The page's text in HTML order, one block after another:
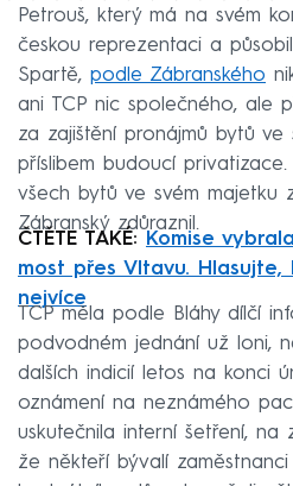
Petrouš, který má na svém
českou reprezentaci a
Spartě, podle Zábranského
ani TCP nic společného, ale
za zajištění pronájmů bytů ve
příslibem budoucí
všech bytů ve svém majetku
Zábranský zdůraznil.
ČTĚTE TAKÉ:
Komise
most přes Vltavu.
nejvíce
TCP měla podle Bláhy dílčí
podvodném jednání už loni,
dalších indicií letos na konci
oznámení na neznámého
uskutečnila interní šetření, na
že někteří bývalí